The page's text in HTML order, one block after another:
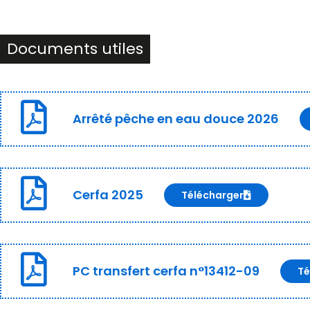
Documents utiles
Arrêté pêche en eau douce 2026
Cerfa 2025 Télécharger
PC transfert cerfa n°13412-09